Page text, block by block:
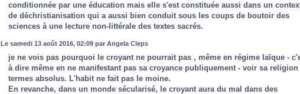
conditionnée par une éducation mais elle s'est constituée aussi dans un
de déchristianisation qui a aussi bien conduit sous les coups de boutoir des
sciences à une lecture non-littérale des textes sacrés.
Le samedi 13 août 2016, 02:09 par Angela Cleps
je ne vois pas pourquoi le croyant ne pourrait pas , même en régime laïque -
à dire même en ne manifestant pas sa croyance publiquement - voir sa religion
termes absolus. L'habit ne fait pas le moine.
En revanche, dans un monde sécularisé, le croyant aura du mal dans des